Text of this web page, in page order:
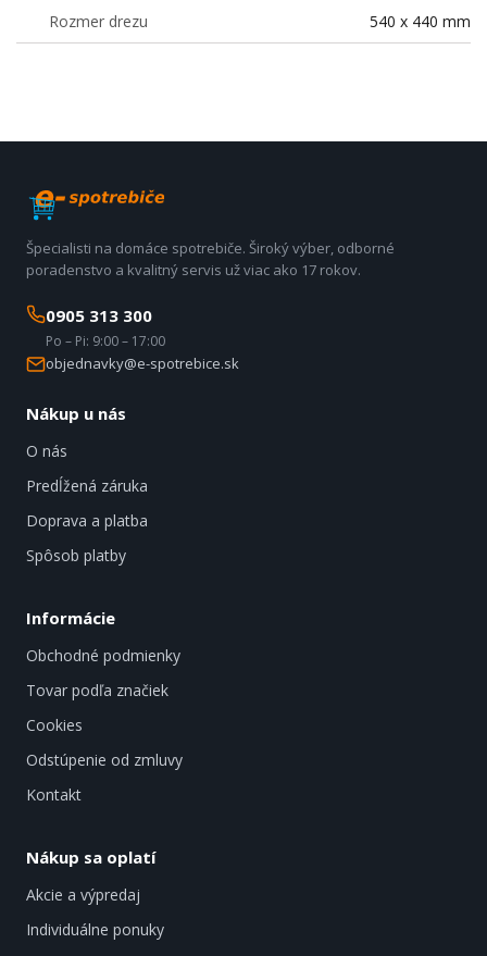
Rozmer drezu 540 x 440 mm
Špecialisti na domáce spotrebiče. Široký výber, odborné
poradenstvo a kvalitný servis už viac ako 17 rokov.
0905 313 300
Po – Pi: 9:00 – 17:00
objednavky@e-spotrebice.sk
Nákup u nás
O nás
Predĺžená záruka
Doprava a platba
Spôsob platby
Informácie
Obchodné podmienky
Tovar podľa značiek
Cookies
Odstúpenie od zmluvy
Kontakt
Nákup sa oplatí
Akcie a výpredaj
Individuálne ponuky